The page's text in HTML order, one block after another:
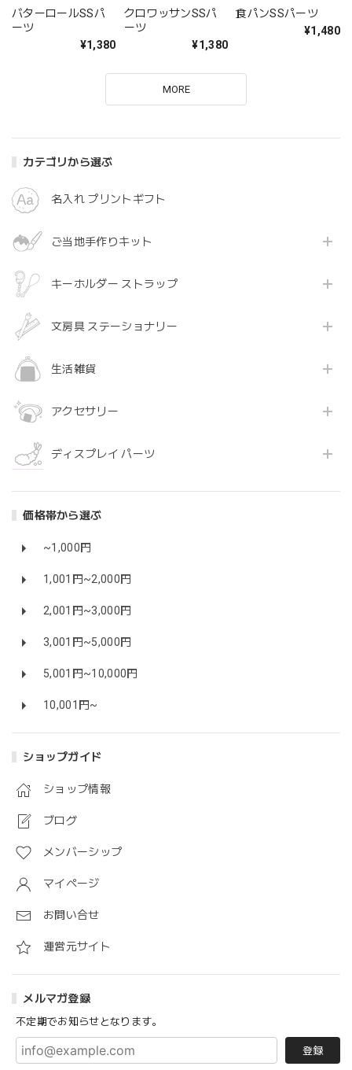
カテゴリから選ぶ
名入れ プリントギフト
ご当地手作りキット
キーホルダー ストラップ
文房具 ステーショナリー
生活雑貨
アクセサリー
ディスプレイ パーツ
価格帯から選ぶ
~1,000円
1,001円~2,000円
2,001円~3,000円
3,001円~5,000円
5,001円~10,000円
10,001円~
ショップガイド
ショップ情報
ブログ
メンバーシップ
マイページ
お問い合せ
運営元サイト
メルマガ登録
不定期でお知らせとなります。
登録
バターロールSSパ
ーツ
¥1,380
クロワッサンSSパ
ーツ
¥1,380
食パンSSパーツ
¥1,480
MORE